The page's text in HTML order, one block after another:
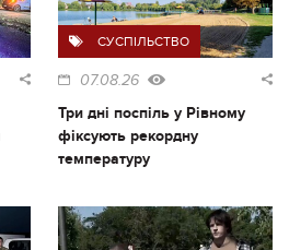
СУСПІЛЬСТВО
07.08.26
Три дні поспіль у Рівному
фіксують рекордну
температуру